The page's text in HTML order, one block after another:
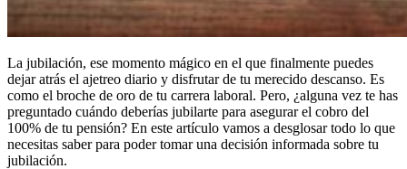
La jubilación, ese momento mágico en el que finalmente puedes
dejar atrás el ajetreo diario y disfrutar de tu merecido descanso. Es
como el broche de oro de tu carrera laboral. Pero, ¿alguna vez te has
preguntado cuándo deberías jubilarte para asegurar el cobro del
100% de tu pensión? En este artículo vamos a desglosar todo lo que
necesitas saber para poder tomar una decisión informada sobre tu
jubilación.